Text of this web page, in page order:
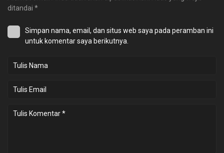
ditandai *
Simpan nama, email, dan situs web saya pada peramban ini
untuk komentar saya berikutnya.